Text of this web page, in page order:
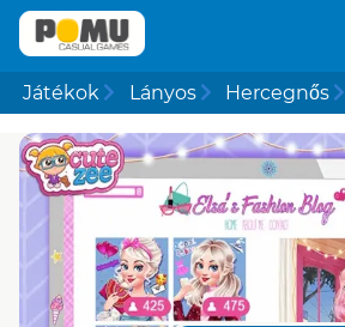
Játékok Lányos Hercegnős